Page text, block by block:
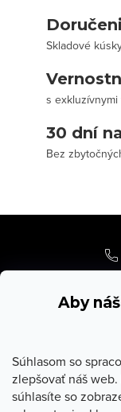
Aby
Súhlasom so
zlepšovať náš
súhlasíte so
Skladové
s exkluzívnymi
30 dní
Bez
p
O Stevula